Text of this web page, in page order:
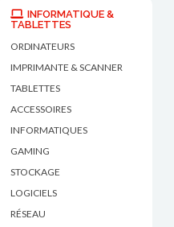
INFORMATIQUE &
TABLETTES
ORDINATEURS
IMPRIMANTE & SCANNER
TABLETTES
ACCESSOIRES
INFORMATIQUES
GAMING
STOCKAGE
LOGICIELS
RÉSEAU